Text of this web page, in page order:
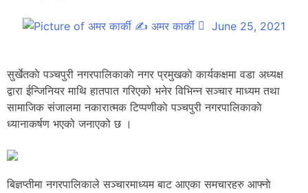
✍ अमर कार्की June 25, 2021
सुर्खेतकाे पञ्चपुरी नगरपालिकाकाे नगर प्रमुखकाे कार्यकक्षमा वडा अध्यक्ष
द्वारा ईन्जिनियर माथि हातपात गरिएको भनेर विभिन्न सञ्चार माध्यम तथा
सामाजिक संजालमा नकारात्मक टिप्पणीकाे पञ्चपुरी नगरपालिकाकाे
ध्यानाकर्षण भएको जनाएको छ ।
बिज्ञप्तीमा नगरपालिकाले सञ्चारमाध्यम बाट आएका समचारहरु आफ्नाे